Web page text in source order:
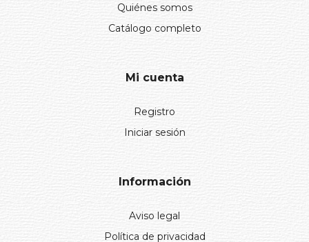
Quiénes somos
Catálogo completo
Mi cuenta
Registro
Iniciar sesión
Información
Aviso legal
Política de privacidad